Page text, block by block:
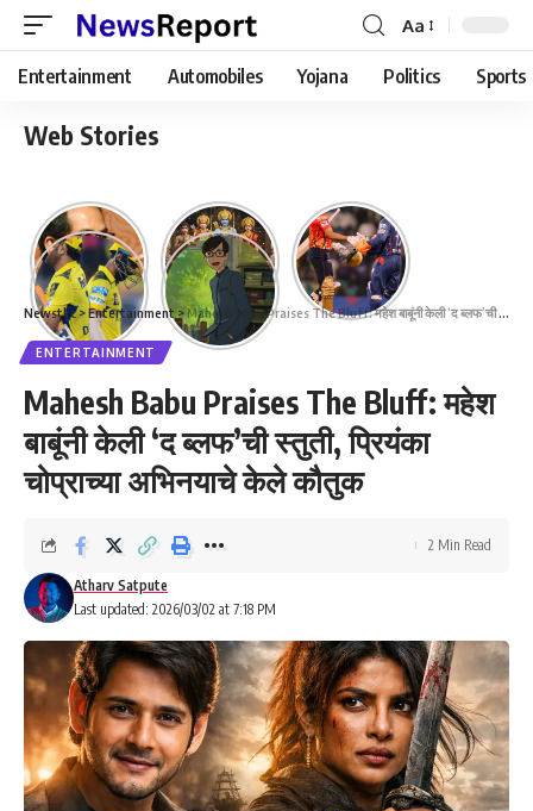
Font
Resizer
Aa
Entertainment Automobiles Yojana Politics Sports
Web Stories
Newstkc>Entertainment>Mahesh Babu Praises The Bluff: महेश बाबूंनी केली ‘द ब्लफ’ची स्तुती, प्रियंका चोप्राच्या अभिनयाचे केले कौतुक
ENTERTAINMENT
Mahesh Babu Praises The Bluff: महेश
बाबूंनी केली ‘द ब्लफ’ची स्तुती, प्रियंका
चोप्राच्या अभिनयाचे केले कौतुक
Last updated: 2026/03/02 at 7:18 PM
Atharv Satpute
2 Min Read